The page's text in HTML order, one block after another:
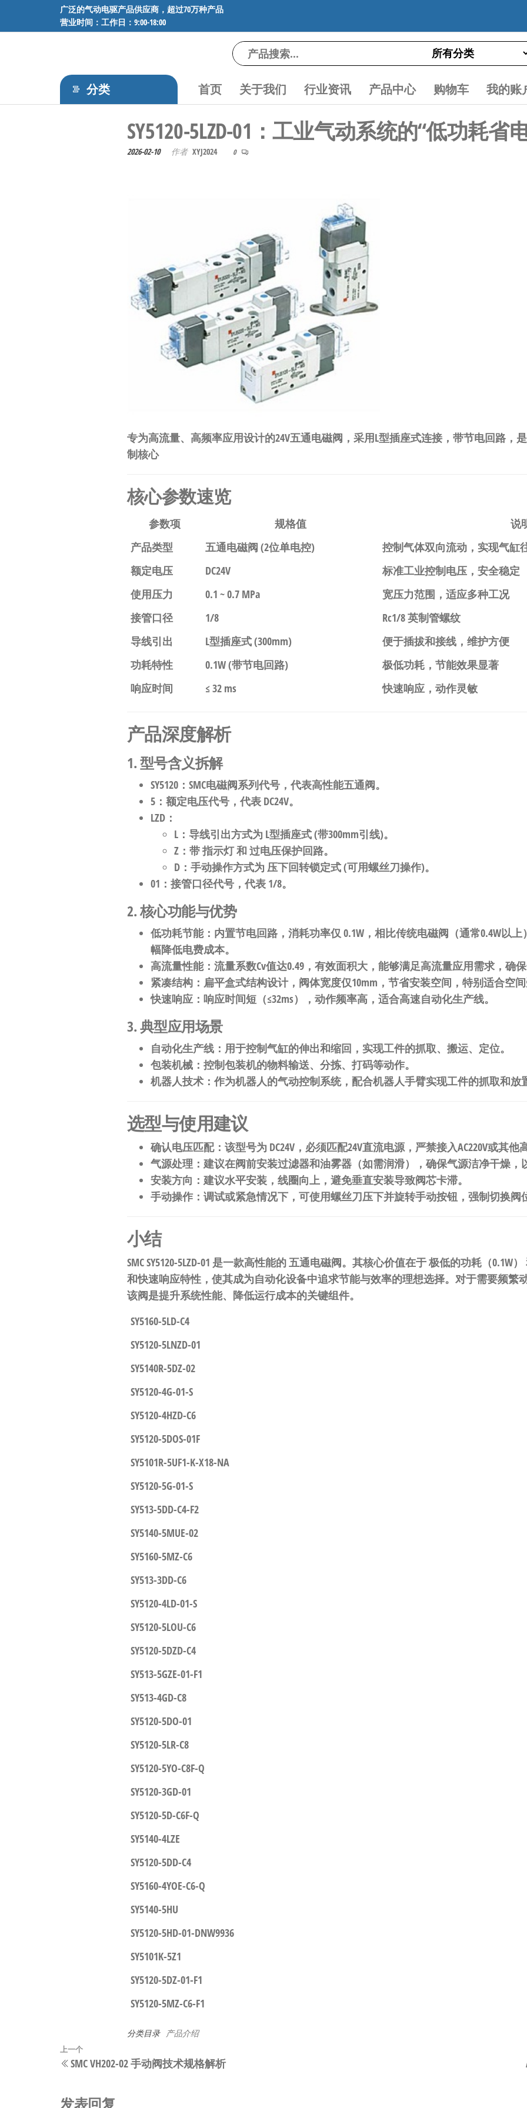
广泛的气动电驱产品供应商，超过70万种产品
营业时间：工作日：9:00-18:00
动
电
SMC、
FESTO、
NORGREN、
分类 首页 关于我们 行业资讯 产品中心 购物车 我的账
SY5120-5LZD-01：工业气动系统的“低功耗省
2026-02-10 作者 XYJ2024 0
专为高流量、高频率应用设计的24V五通电磁阀，采用L型插座式连接，带节电回路，
制核心
核心参数速览
参数项 规格值
说
产品类型
五通电磁阀 (2位单电控)
控制气体双向流动，实现气缸
额定电压
DC24V
标准工业控制电压，安全稳定
使用压力
0.1 ~ 0.7 MPa
宽压力范围，适应多种工况
接管口径
1/8
Rc1/8 英制管螺纹
导线引出
L型插座式 (300mm)
便于插拔和接线，维护方便
功耗特性
0.1W (带节电回路)
极低功耗，节能效果显著
响应时间
≤ 32 ms 快速响应，动作灵敏
产品深度解析
1. 型号含义拆解
SY5120 ：SMC电磁阀系列代号，代表高性能五通阀。
5 ：额定电压代号，代表 DC24V。
LZD ：
L ：导线引出方式为 L型插座式​ (带300mm引线)。
Z ：带指示灯​ 和 过电压保护回路。
D ：手动操作方式为 压下回转锁定式​ (可用螺丝刀操作)。
01 ：接管口径代号，代表 1/8。
2. 核心功能与优势
低功耗节能：内置节电回路，消耗功率仅0.1W ，相比传统电磁阀（通常0.4W以
幅降低电费成本。
高流量性能：流量系数Cv值达0.49，有效面积大，能够满足高流量应用需求，确
紧凑结构 ：扁平盒式结构设计，阀体宽度仅10mm，节省安装空间，特别适合空
快速响应 ：响应时间短（≤32ms），动作频率高，适合高速自动化生产线。
3. 典型应用场景
自动化生产线 ：用于控制气缸的伸出和缩回，实现工件的抓取、搬运、定位。
包装机械 ：控制包装机的物料输送、分拣、打码等动作。
机器人技术 ：作为机器人的气动控制系统，配合机器人手臂实现工件的抓取和放
选型与使用建议
确认电压匹配：该型号为 DC24V ，必须匹配24V直流电源，严禁接入AC220V或其
气源处理 ：建议在阀前安装过滤器和油雾器（如需润滑），确保气源洁净干燥，
安装方向 ：建议水平安装，线圈向上，避免垂直安装导致阀芯卡滞。
手动操作 ：调试或紧急情况下，可使用螺丝刀压下并旋转手动按钮，强制切换阀
小结
SMC SY5120-5LZD-01 ​ 是一款高性能的五通电磁阀。其核心价值在于极低的功耗（0.1W）
和快速响应特性，使其成为自动化设备中追求节能与效率的理想选择。对于需要频繁
该阀是提升系统性能、降低运行成本的关键组件。
SY5160-5LD-C4
SY5120-5LNZD-01
SY5140R-5DZ-02
SY5120-4G-01-S
SY5120-4HZD-C6
SY5120-5DOS-01F
SY5101R-5UF1-K-X18-NA
SY5120-5G-01-S
SY513-5DD-C4-F2
SY5140-5MUE-02
SY5160-5MZ-C6
SY513-3DD-C6
SY5120-4LD-01-S
SY5120-5LOU-C6
SY5120-5DZD-C4
SY513-5GZE-01-F1
SY513-4GD-C8
SY5120-5DO-01
SY5120-5LR-C8
SY5120-5YO-C8F-Q
SY5120-3GD-01
SY5120-5D-C6F-Q
SY5140-4LZE
SY5120-5DD-C4
SY5160-4YOE-C6-Q
SY5140-5HU
SY5120-5HD-01-DNW9936
SY5101K-5Z1
SY5120-5DZ-01-F1
SY5120-5MZ-C6-F1
分类目录 产品介绍
文
章
导
上
一
文
上一个
SMC VH202-02 手动阀技术规格解析
发表回复